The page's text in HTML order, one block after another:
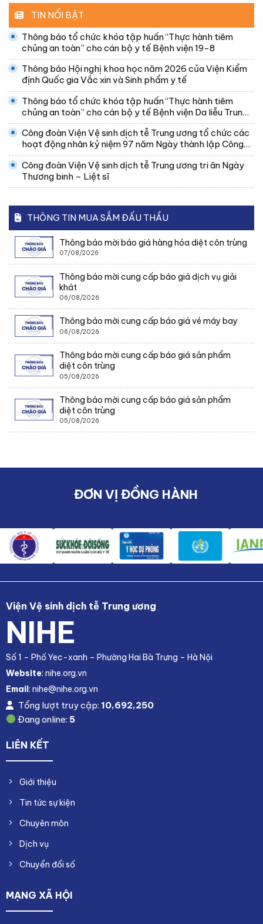
TIN NỔI BẬT
Thông báo tổ chức khóa tập huấn “Thực hành tiêm
chủng an toàn” cho cán bộ y tế Bệnh viện 19-8
Thông báo Hội nghị khoa học năm 2026 của Viện Kiểm
định Quốc gia Vắc xin và Sinh phẩm y tế
Thông báo tổ chức khóa tập huấn “Thực hành tiêm
chủng an toàn” cho cán bộ y tế Bệnh viện Da liễu Trung
ương
Công đoàn Viện Vệ sinh dịch tễ Trung ương tổ chức các
hoạt động nhân kỷ niệm 97 năm Ngày thành lập Công
đoàn Việt Nam
Công đoàn Viện Vệ sinh dịch tễ Trung ương tri ân Ngày
Thương binh – Liệt sĩ
THÔNG TIN MUA SẮM ĐẤU THẦU
Thông báo mời báo giá hàng hóa diệt côn trùng
07/08/2026
Thông báo mời cung cấp báo giá dịch vụ giải
khát
06/08/2026
Thông báo mời cung cấp báo giá vé máy bay
06/08/2026
Thông báo mời cung cấp báo giá sản phẩm
diệt côn trùng
05/08/2026
Thông báo mời cung cấp báo giá sản phẩm
diệt côn trùng
05/08/2026
ĐƠN VỊ ĐỒNG HÀNH
Viện Vệ sinh dịch tễ Trung ương
NIHE
Số 1 – Phố Yec-xanh – Phường Hai Bà Trưng – Hà Nội
Website: nihe.org.vn
Email: nihe@nihe.org.vn
Tổng lượt truy cập: 10,692,250
Đang online: 5
LIÊN KẾT
Giới thiệu
Tin tức sự kiện
Chuyên môn
Dịch vụ
Chuyển đổi số
MẠNG XÃ HỘI